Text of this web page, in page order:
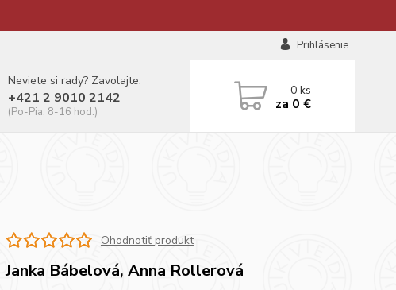
Prihlásenie
Neviete si rady? Zavolajte.
+421 2 9010 2142
(Po-Pia, 8-16 hod.)
0ks
za 0 €
Ohodnotiť produkt
Janka Bábelová, Anna Rollerová